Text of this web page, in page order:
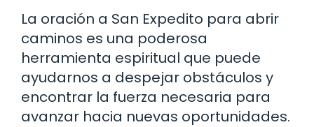
La oración a San Expedito para abrir
caminos es una poderosa
herramienta espiritual que puede
ayudarnos a despejar obstáculos y
encontrar la fuerza necesaria para
avanzar hacia nuevas oportunidades.